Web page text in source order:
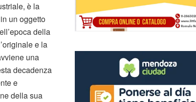
è la
un oggetto
della
e la
una
decadenza
e
della sua